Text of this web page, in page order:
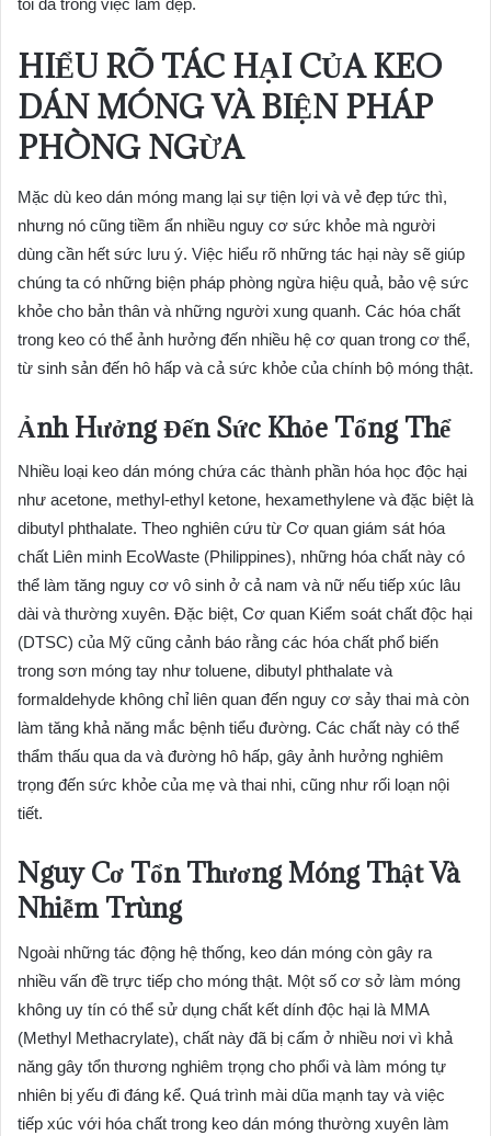
tối đa trong việc làm đẹp.
HIỂU RÕ TÁC HẠI CỦA KEO
DÁN MÓNG VÀ BIỆN PHÁP
PHÒNG NGỪA
Mặc dù keo dán móng mang lại sự tiện lợi và vẻ đẹp tức thì,
nhưng nó cũng tiềm ẩn nhiều nguy cơ sức khỏe mà người
dùng cần hết sức lưu ý. Việc hiểu rõ những tác hại này sẽ giúp
chúng ta có những biện pháp phòng ngừa hiệu quả, bảo vệ sức
khỏe cho bản thân và những người xung quanh. Các hóa chất
trong keo có thể ảnh hưởng đến nhiều hệ cơ quan trong cơ thể,
từ sinh sản đến hô hấp và cả sức khỏe của chính bộ móng thật.
Ảnh Hưởng Đến Sức Khỏe Tổng Thể
Nhiều loại keo dán móng chứa các thành phần hóa học độc hại
như acetone, methyl-ethyl ketone, hexamethylene và đặc biệt là
dibutyl phthalate. Theo nghiên cứu từ Cơ quan giám sát hóa
chất Liên minh EcoWaste (Philippines), những hóa chất này có
thể làm tăng nguy cơ vô sinh ở cả nam và nữ nếu tiếp xúc lâu
dài và thường xuyên. Đặc biệt, Cơ quan Kiểm soát chất độc hại
(DTSC) của Mỹ cũng cảnh báo rằng các hóa chất phổ biến
trong sơn móng tay như toluene, dibutyl phthalate và
formaldehyde không chỉ liên quan đến nguy cơ sảy thai mà còn
làm tăng khả năng mắc bệnh tiểu đường. Các chất này có thể
thẩm thấu qua da và đường hô hấp, gây ảnh hưởng nghiêm
trọng đến sức khỏe của mẹ và thai nhi, cũng như rối loạn nội
tiết.
Nguy Cơ Tổn Thương Móng Thật Và
Nhiễm Trùng
Ngoài những tác động hệ thống, keo dán móng còn gây ra
nhiều vấn đề trực tiếp cho móng thật. Một số cơ sở làm móng
không uy tín có thể sử dụng chất kết dính độc hại là MMA
(Methyl Methacrylate), chất này đã bị cấm ở nhiều nơi vì khả
năng gây tổn thương nghiêm trọng cho phổi và làm móng tự
nhiên bị yếu đi đáng kể. Quá trình mài dũa mạnh tay và việc
tiếp xúc với hóa chất trong keo dán móng thường xuyên làm